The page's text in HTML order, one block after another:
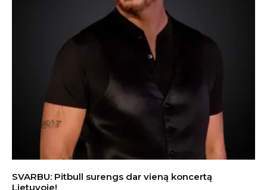
SVARBU: Pitbull surengs dar vieną koncertą
Lietuvoje!